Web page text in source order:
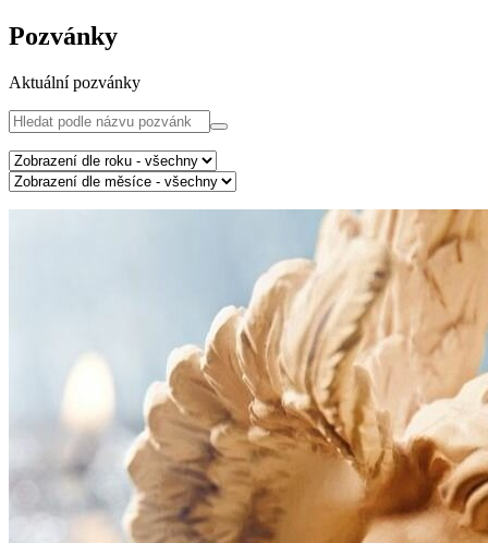
Pozvánky
Aktuální pozvánky